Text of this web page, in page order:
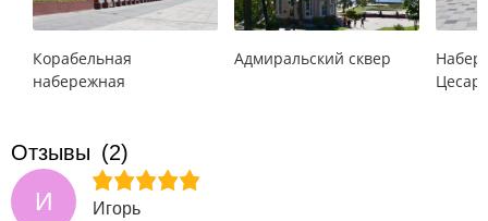
Корабельная
набережная
Адмиральский сквер
Отзывы (2)
И
Игорь